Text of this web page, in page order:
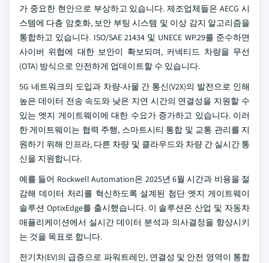
가 중요한 현안으로 부상하고 있습니다. 제조업체들은 AECG 시
스템에 다층 암호화, 보안 부팅 시스템 및 이상 감지 알고리즘을
통합하고 있습니다. ISO/SAE 21434 및 UNECE WP.29를 준수하면
사이버 위협에 대한 보안이 확보되며, 커넥티드 차량을 무선
(OTA) 방식으로 안전하게 업데이트할 수 있습니다.
5G 네트워크의 도입과 차량-사물 간 통신(V2X)의 발전으로 인해
높은 데이터 전송 속도와 낮은 지연 시간의 연결성을 지원할 수
있는 엣지 게이트웨이에 대한 수요가 증가하고 있습니다. 이러
한 게이트웨이는 협력 주행, 스마트시티 통합 및 교통 관리를 지
원하기 위해 인프라, 다른 차량 및 클라우드와 차량 간 실시간 통
신을 지원합니다.
예를 들어 Rockwell Automation은 2025년 6월 시간과 비용을 절
감해 데이터 처리를 혁신하도록 설계된 첨단 엣지 게이트웨이
솔루션 OptixEdge를 출시했습니다. 이 솔루션은 산업 및 자동차
애플리케이션에서 실시간 데이터 분석과 의사결정을 향상시키
는 것을 목표로 합니다.
전기차(EV)의 급증으로 파워트레인, 연결성 및 안전 영역이 통합